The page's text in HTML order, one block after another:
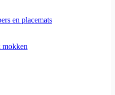
en placemats
mokken